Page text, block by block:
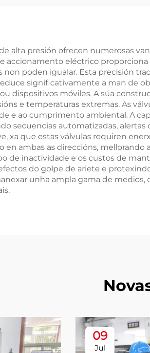
Centrais
Eléctricas/
alta presión ofrecen numerosas
accionamento eléctrico
non poden igualar. Esta precisión
significativamente a man de
dispositivos móviles. A súa
e temperaturas extremas. As
e ao cumprimento ambiental. A
secuencias automatizadas,
xa que estas válvulas requiren
en ambas as direccións,
de inactividade e os custos de
do golpe de ariete e
unha ampla gama de
09
Jul